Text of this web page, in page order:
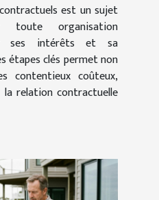
est un sujet
toute organisation
ses intérêts et sa
étapes clés permet non
contentieux coûteux,
la relation contractuelle